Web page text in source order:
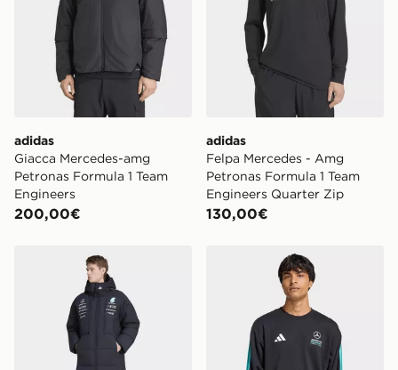
adidas
Giacca Mercedes-amg
Petronas Formula 1 Team
Engineers
200,00€
adidas
Felpa Mercedes - Amg
Petronas Formula 1 Team
Engineers Quarter Zip
130,00€
adidas Giacca Invernale Mercedes-AMG Petronas
adidas Felpa Mercedes-